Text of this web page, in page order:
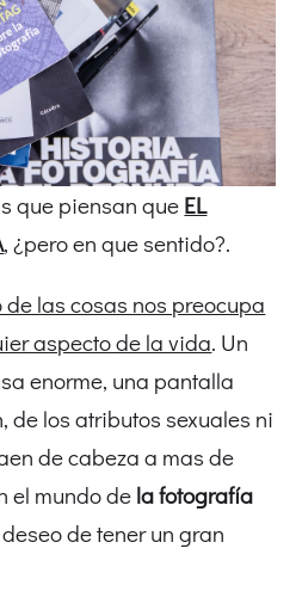
que piensan que EL
, ¿pero en que sentido?.
de las cosas nos preocupa
aspecto de la vida. Un
enorme, una pantalla
de los atributos sexuales ni
de cabeza a mas de
el mundo de la fotografía
de tener un gran